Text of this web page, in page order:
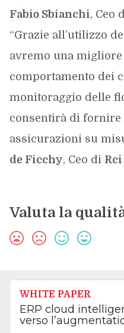
Fabio Sbianchi, Ceo
“Grazie all’utilizzo
avremo una
comportamento dei
monitoraggio delle
consentirà di
assicurazioni su
de Ficchy, Ceo di Rci
Valuta la
WHITE PAPER
ERP cloud
verso